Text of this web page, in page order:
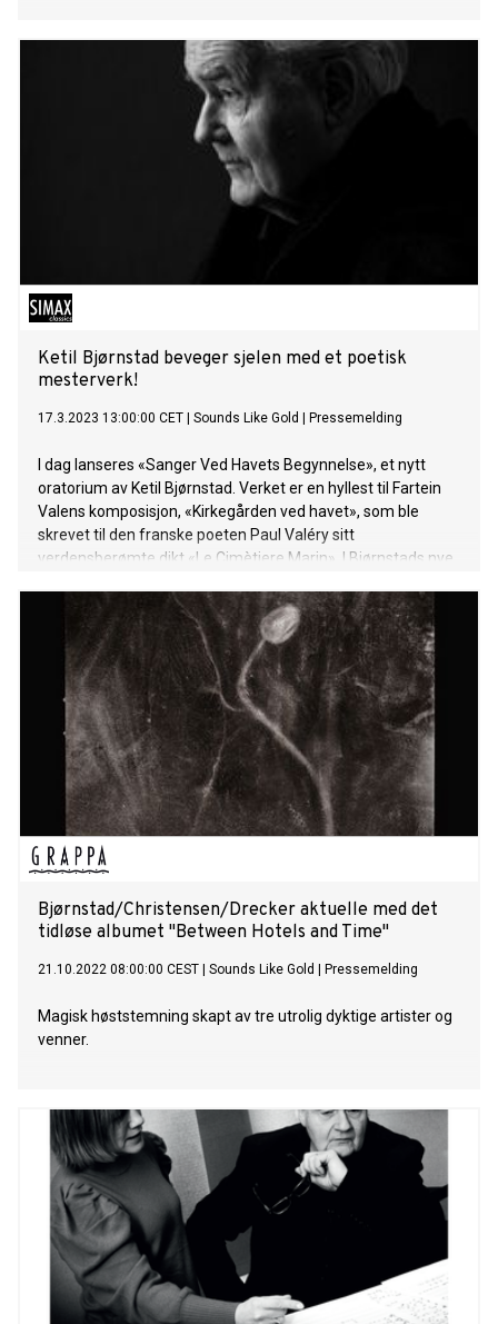
Ketil Bjørnstad beveger sjelen med et poetisk
mesterverk!
17.3.2023 13:00:00 CET Sounds Like Gold Pressemelding
I dag lanseres «Sanger Ved Havets Begynnelse», et nytt
oratorium av Ketil Bjørnstad. Verket er en hyllest til Fartein
Valens komposisjon, «Kirkegården ved havet», som ble
skrevet til den franske poeten Paul Valéry sitt
verdensberømte dikt «Le Cimètiere Marin». I Bjørnstads nye
versjon av samme dikt, inspirert av Valens atonale
komposisjon, samt melodiske og harmoniske
inspirasjonskilder fra Bjørnstads tid som musiker og
komponist. Albumet markerer også vokalisten Solveig
Andsnes sin debut som plateartist. Sammen med Nils
Økland på fele og Rune Arnesen på trommer tar de oss med
på en reise av eksistensielle dilemmaer.
Bjørnstad/Christensen/Drecker aktuelle med det
tidløse albumet "Between Hotels and Time"
21.10.2022 08:00:00 CEST Sounds Like Gold Pressemelding
Magisk høststemning skapt av tre utrolig dyktige artister og
venner.